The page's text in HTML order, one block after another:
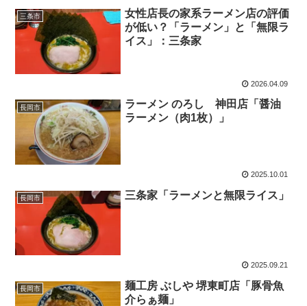
三条市
女性店長の家系ラーメン店の評価
が低い？「ラーメン」と「無限ラ
イス」：三条家
2026.04.09
長岡市
ラーメン のろし 神田店「醤油
ラーメン（肉1枚）」
2025.10.01
長岡市 三条家「ラーメンと無限ライス」
2025.09.21
長岡市
麺工房 ぶしや 堺東町店「豚骨魚
介らぁ麺」